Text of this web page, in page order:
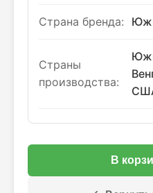
Страна бренда:
Страны
производства:
В